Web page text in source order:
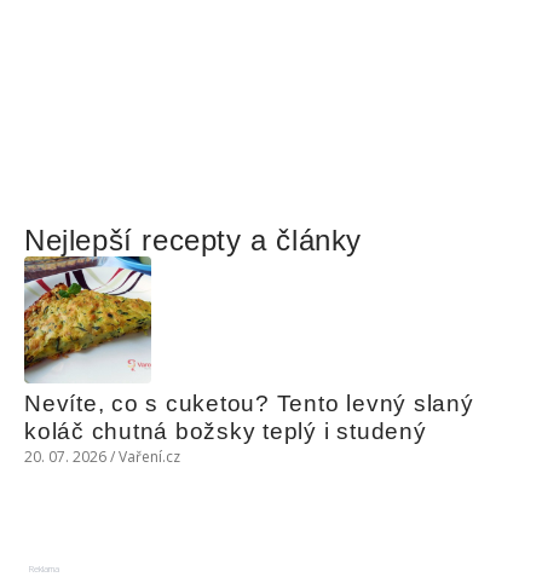
Nejlepší recepty a články
Nevíte, co s cuketou? Tento levný slaný
koláč chutná božsky teplý i studený
20. 07. 2026 / Vaření.cz
Reklama